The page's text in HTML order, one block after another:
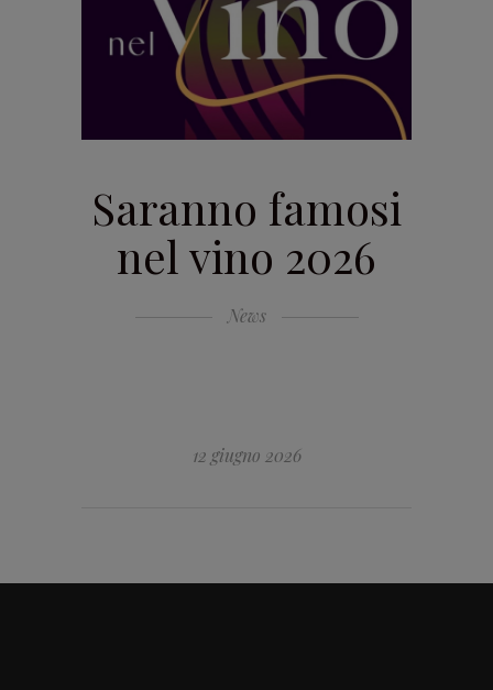
Saranno famosi
nel vino 2026
News
12 giugno 2026